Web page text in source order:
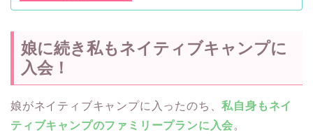
娘に続き私もネイティブキャンプに
入会！
娘がネイティブキャンプに入ったのち、私自身もネイ
ティブキャンプのファミリープランに入会。